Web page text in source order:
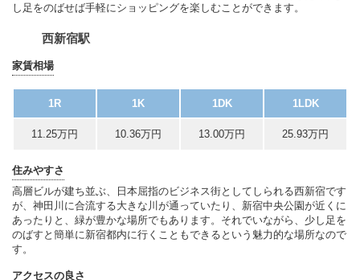
し足をのばせば手軽にショッピングを楽しむことができます。
西新宿駅
家賃相場
1R 1K 1DK 1LDK
11.25万円 10.36万円 13.00万円 25.93万円
住みやすさ
高層ビルが建ち並ぶ、日本屈指のビジネス街としてしられる西新宿です
が、神田川に合流する大きな川が通っていたり、新宿中央公園が近くに
あったりと、緑が豊かな場所でもあります。それでいながら、少し足を
のばすと簡単に新宿都内に行くこともできるという魅力的な場所なので
す。
アクセスの良さ